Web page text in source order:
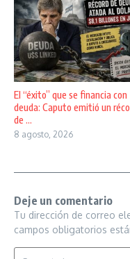
El “éxito” que se financia con
deuda: Caputo emitió un
de ...
8 agosto, 2026
Deje un comentario
Tu dirección de correo
campos obligatorios